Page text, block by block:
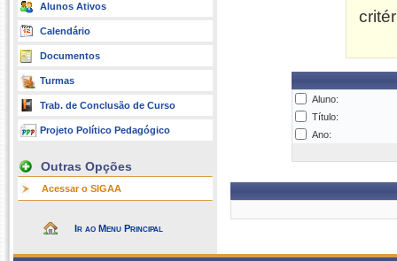
Alunos Ativos
Calendário
Documentos
Turmas
Trab. de Conclusão de Curso
Projeto Político Pedagógico
Outras Opções
Acessar o SIGAA
Ir ao Menu Principal
Aluno:
Título:
Ano: